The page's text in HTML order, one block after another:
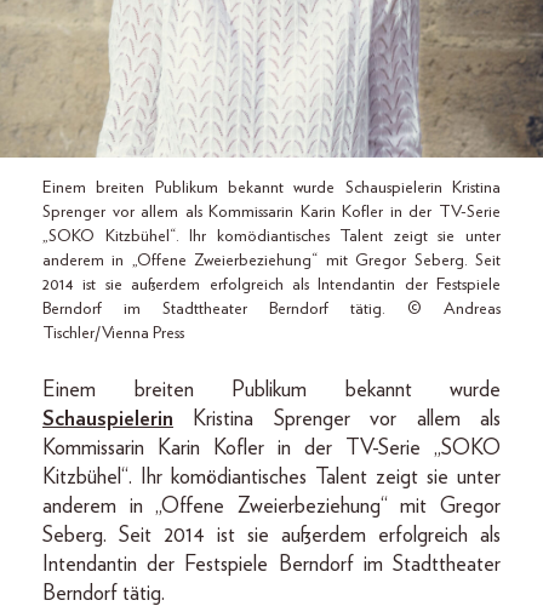
Einem breiten Publikum bekannt wurde Schauspielerin Kristina
Sprenger vor allem als Kommissarin Karin Kofler in der TV-Serie
„SOKO Kitzbühel“. Ihr komödiantisches Talent zeigt sie unter
anderem in „Offene Zweierbeziehung“ mit Gregor Seberg. Seit
2014 ist sie außerdem erfolgreich als Intendantin der Festspiele
Berndorf im Stadttheater Berndorf tätig. © Andreas
Tischler/Vienna Press
Einem breiten Publikum bekannt wurde
Schauspielerin Kristina Sprenger vor allem als
Kommissarin Karin Kofler in der TV-Serie „SOKO
Kitzbühel“. Ihr komödiantisches Talent zeigt sie unter
anderem in „Offene Zweierbeziehung“ mit Gregor
Seberg. Seit 2014 ist sie außerdem erfolgreich als
Intendantin der Festspiele Berndorf im Stadttheater
Berndorf tätig.